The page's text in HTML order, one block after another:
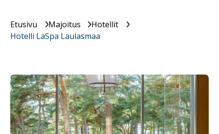
Etusivu Majoitus
Hotellit
Hotelli LaSpa Laulasmaa